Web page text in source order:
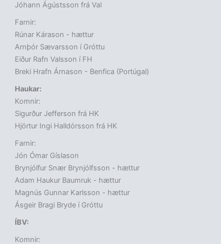
Jóhann Ágústsson frá Val
Farnir:
Rúnar Kárason - hættur
Arnþór Sævarsson í Gróttu
Eiður Rafn Valsson í FH
Breki Hrafn Árnason - Benfica (Portúgal)
Haukar:
Komnir:
Sigurður Jefferson frá HK
Hjörtur Ingi Halldórsson frá HK
Farnir:
Jón Ómar Gíslason
Brynjólfur Snær Brynjólfsson - hættur
Adam Haukur Baumruk - hættur
Magnús Gunnar Karlsson - hættur
Ásgeir Bragi Bryde í Gróttu
ÍBV:
Komnir: